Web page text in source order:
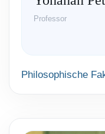
Professor
Philosophische